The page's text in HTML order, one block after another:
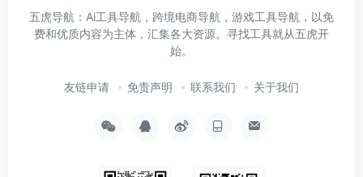
五虎导航：Ai工具导航，跨境电商导航，游戏工具导航，以免
费和优质内容为主体，汇集各大资源。寻找工具就从五虎开
始。
友链申请 免责声明 联系我们 关于我们